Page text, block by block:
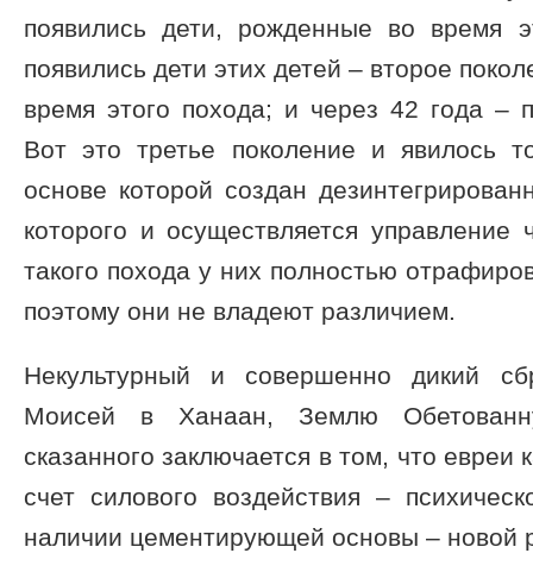
появились дети, рожденные во время
появились дети этих детей – второе
время этого похода; и через 42 года –
Вот это третье поколение и явилось
основе которой создан
которого и осуществляется управление
такого похода у них полностью
поэтому они не владеют различием.
Некультурный и совершенно дикий
Моисей в Ханаан, Землю
сказанного заключается в том, что
счет силового воздействия –
наличии цементирующей основы – новой